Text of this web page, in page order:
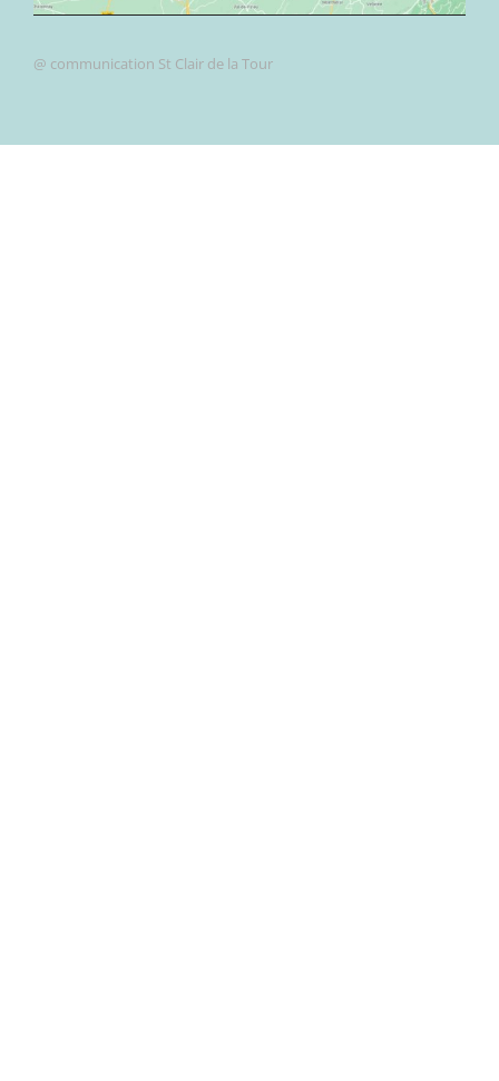
@ communication St Clair de la Tour